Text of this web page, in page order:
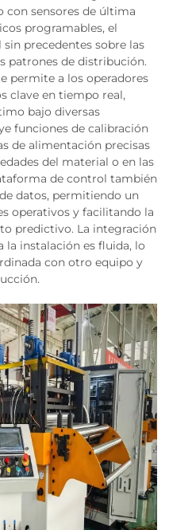
con sensores de última
programables, el
precedentes sobre las
patrones de distribución.
permite a los operadores
clave en tiempo real,
bajo diversas
funciones de calibración
de alimentación precisas
del material o en las
de control también
datos, permitiendo un
operativos y facilitando la
predictivo. La integración
instalación es fluida, lo
con otro equipo y